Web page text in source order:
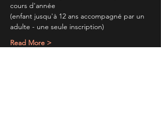
cours d'année
(enfant jusqu'à 12 ans accompagné par un
adulte - une seule inscription)
Read More >